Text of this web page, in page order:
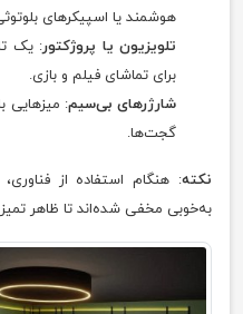
هوشمند یا اسپیکرهای
تلویزیون یا پروژکتور
برای تماشای فیلم و بازی.
شارژرهای بی‌سیم: میزهایی
گجت‌ها.
نکته: هنگام استفاده از
به‌خوبی مخفی شده‌اند تا ظاهر